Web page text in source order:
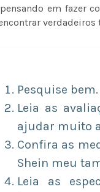
em fazer
Pesquise bem.
Leia as
ajudar muito
Confira as
Shein meu
Leia as